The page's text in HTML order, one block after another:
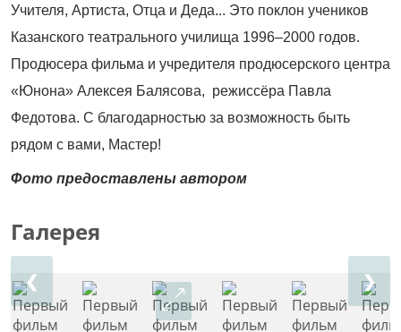
Учителя, Артиста, Отца и Деда... Это поклон учеников
Казанского театрального училища 1996–2000 годов.
Продюсера фильма и учредителя продюсерского центра
«Юнона» Алексея Балясова, режиссёра Павла
Федотова. С благодарностью за возможность быть
рядом с вами, Мастер!
Фото предоставлены автором
Галерея
❮ ❯